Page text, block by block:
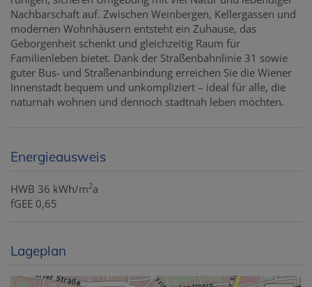
Nachbarschaft auf. Zwischen Weinbergen, Kellergassen und
modernen Wohnhäusern entsteht ein Zuhause, das
Geborgenheit schenkt und gleichzeitig Raum für
Familienleben bietet. Dank der Straßenbahnlinie 31 sowie
guter Bus- und Straßenanbindung erreichen Sie die Wiener
Innenstadt bequem und unkompliziert – ideal für alle, die
naturnah wohnen und dennoch stadtnah leben möchten.
Energieausweis
HWB 36 kWh/m2a
fGEE 0,65
Lageplan